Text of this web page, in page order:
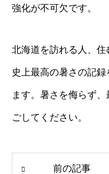
強化が不可欠です。
北海道を訪れる人、
史上最高の暑さの記
ます。暑さを侮らず
ごしてください。
前の記事